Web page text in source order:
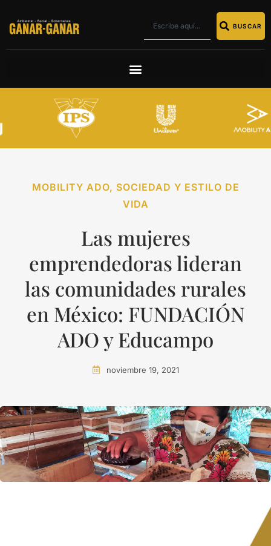
BUSCAR
MOBILITY ADO, SOCIEDAD Y ESTILO DE
VIDA
Las mujeres
emprendedoras lideran
las comunidades rurales
en México: FUNDACIÓN
ADO y Educampo
noviembre 19, 2021